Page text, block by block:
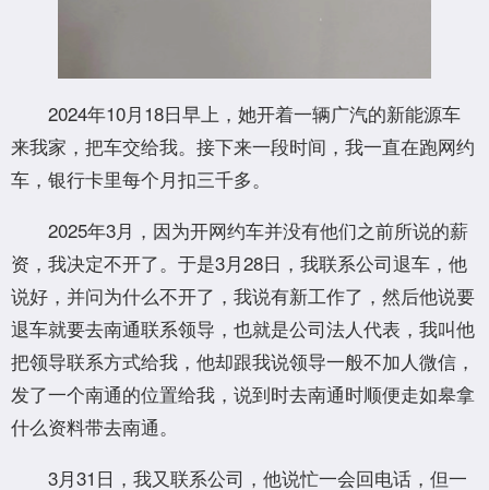
2024年10月18日早上，她开着一辆广汽的新能源车
来我家，把车交给我。接下来一段时间，我一直在跑网约
车，银行卡里每个月扣三千多。
2025年3月，因为开网约车并没有他们之前所说的薪
资，我决定不开了。于是3月28日，我联系公司退车，他
说好，并问为什么不开了，我说有新工作了，然后他说要
退车就要去南通联系领导，也就是公司法人代表，我叫他
把领导联系方式给我，他却跟我说领导一般不加人微信，
发了一个南通的位置给我，说到时去南通时顺便走如皋拿
什么资料带去南通。
3月31日，我又联系公司，他说忙一会回电话，但一